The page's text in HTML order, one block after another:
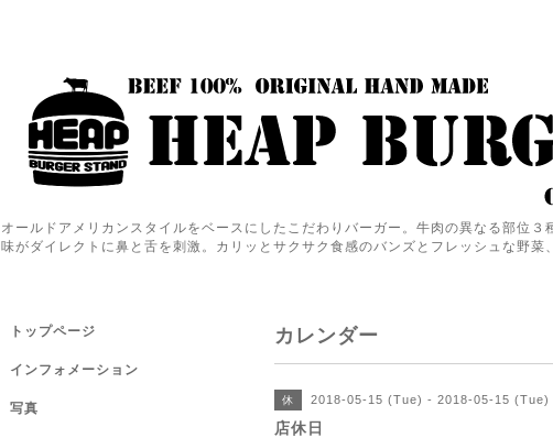
オールドアメリカンスタイルをベースにしたこだわりバーガー。牛肉の異なる部位
味がダイレクトに鼻と舌を刺激。カリッとサクサク食感のバンズとフレッシュな野菜
カレンダー
休 2018-05-15 (Tue) - 2018-05-15 (Tue)
店休日
トップページ
インフォメーション
写真